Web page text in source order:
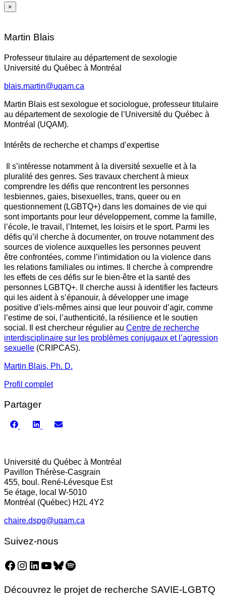
×
Martin Blais
Professeur titulaire au département de sexologie
Université du Québec à Montréal
blais.martin@uqam.ca
Martin Blais est sexologue et sociologue, professeur titulaire
au département de sexologie de l’Université du Québec à
Montréal (UQAM).
Intérêts de recherche et champs d’expertise
Il s’intéresse notamment à la diversité sexuelle et à la
pluralité des genres. Ses travaux cherchent à mieux
comprendre les défis que rencontrent les personnes
lesbiennes, gaies, bisexuelles, trans, queer ou en
questionnement (LGBTQ+) dans les domaines de vie qui
sont importants pour leur développement, comme la famille,
l’école, le travail, l’Internet, les loisirs et le sport. Parmi les
défis qu’il cherche à documenter, on trouve notamment des
sources de violence auxquelles les personnes peuvent
être confrontées, comme l’intimidation ou la violence dans
les relations familiales ou intimes. Il cherche à comprendre
les effets de ces défis sur le bien-être et la santé des
personnes LGBTQ+. Il cherche aussi à identifier les facteurs
qui les aident à s’épanouir, à développer une image
positive d’iels-mêmes ainsi que leur pouvoir d’agir, comme
l’estime de soi, l’authenticité, la résilience et le soutien
social.
Il est chercheur régulier au Centre de recherche
interdisciplinaire sur les problèmes conjugaux et l’agression
sexuelle (CRIPCAS).
Martin Blais, Ph. D.
Profil complet
Partager
Share
ShareShare
Université du Québec à Montréal
Pavillon Thérèse-Casgrain
455, boul. René-Lévesque Est
5e étage, local W-5010
Montréal (Québec) H2L 4Y2
chaire.dspg@uqam.ca
Suivez-nous
Facebook
Instagram
LinkedIn
YouTube
Bluesky
Spotify
Découvrez le projet de recherche SAVIE-LGBTQ